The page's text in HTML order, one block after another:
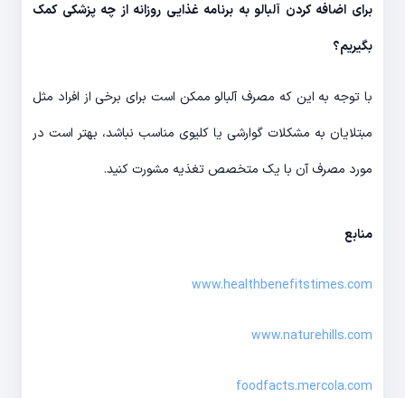
برای اضافه کردن آلبالو به برنامه غذایی روزانه از چه پزشکی کمک
بگیریم؟
با توجه به این که مصرف آلبالو ممکن است برای برخی از افراد مثل
مبتلایان به مشکلات گوارشی یا کلیوی مناسب نباشد، بهتر است در
مورد مصرف آن با یک متخصص تغذیه مشورت کنید.
منابع
www.healthbenefitstimes.com
www.naturehills.com
foodfacts.mercola.com